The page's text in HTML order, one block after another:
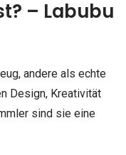
– Labubu
andere als echte
Design, Kreativität
sind sie eine